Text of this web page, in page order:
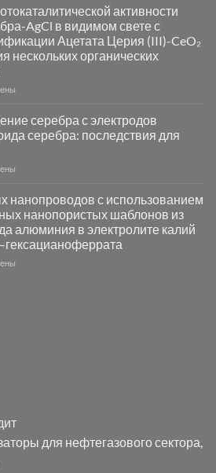
активности
AgCl в видимом свете с
Ацетата Церия (III)-CeO₂
нескольких органических
серебра с электродов
серебра: последствия для
нанопроводов с использованием
нанопористых шаблонов из
алюминия в электролите калий
для нефтегазового сектора,